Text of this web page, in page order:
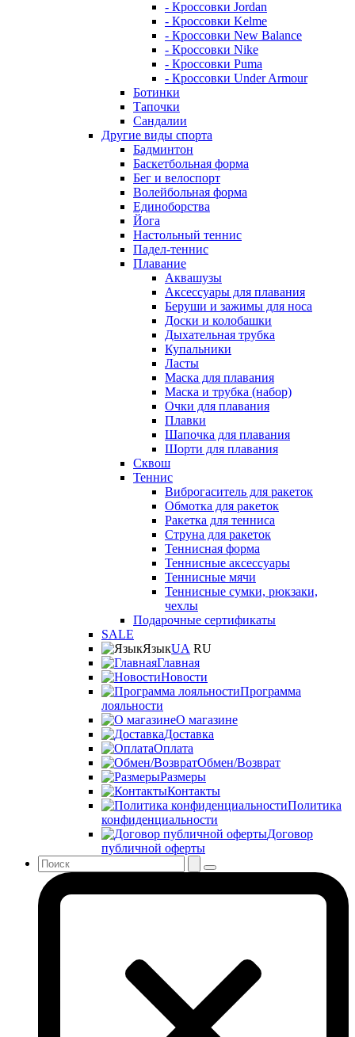
- Кроссовки Jordan
- Кроссовки Kelme
- Кроссовки New Balance
- Кроссовки Nike
- Кроссовки Puma
- Кроссовки Under Armour
Ботинки
Тапочки
Сандалии
Другие виды спорта
Бадминтон
Баскетбольная форма
Бег и велоспорт
Волейбольная форма
Единоборства
Йога
Настольный теннис
Падел-теннис
Плавание
Аквашузы
Аксессуары для плавания
Беруши и зажимы для носа
Доски и колобашки
Дыхательная трубка
Купальники
Ласты
Маска для плавания
Маска и трубка (набор)
Очки для плавания
Плавки
Шапочка для плавания
Шорти для плавания
Сквош
Теннис
Виброгаситель для ракеток
Обмотка для ракеток
Ракетка для тенниса
Струна для ракеток
Теннисная форма
Теннисные аксессуары
Теннисные мячи
Теннисные сумки, рюкзаки,
чехлы
Подарочные сертификаты
SALE
ЯзыкUA RU
Главная
Новости
Программа
лояльности
О магазине
Доставка
Оплата
Обмен/Возврат
Размеры
Контакты
Политика
конфиденциальности
Договор
публичной оферты